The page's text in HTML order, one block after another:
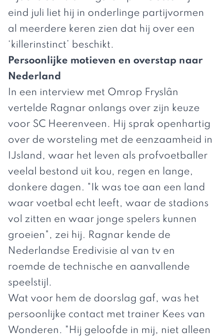
eind juli liet hij in onderlinge partijvormen
al meerdere keren zien dat hij over een
‘killerinstinct’ beschikt.
Persoonlijke motieven en overstap naar
Nederland
In een interview met Omrop Fryslân
vertelde Ragnar onlangs over zijn keuze
voor SC Heerenveen. Hij sprak openhartig
over de worsteling met de eenzaamheid in
IJsland, waar het leven als profvoetballer
veelal bestond uit kou, regen en lange,
donkere dagen. "Ik was toe aan een land
waar voetbal echt leeft, waar de stadions
vol zitten en waar jonge spelers kunnen
groeien", zei hij. Ragnar kende de
Nederlandse Eredivisie al van tv en
roemde de technische en aanvallende
speelstijl.
Wat voor hem de doorslag gaf, was het
persoonlijke contact met trainer Kees van
Wonderen. "Hij geloofde in mij, niet alleen